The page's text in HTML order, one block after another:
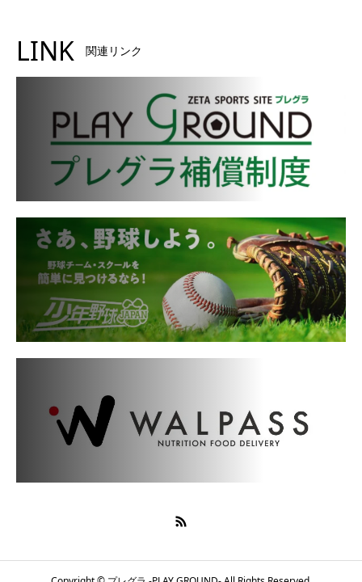
LINK 関連リンク